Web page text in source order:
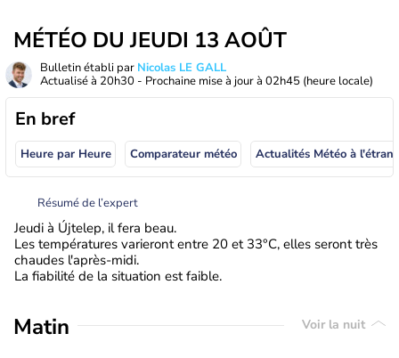
MÉTÉO DU JEUDI 13 AOÛT
Bulletin établi par Nicolas LE GALL
Actualisé à 20h30 - Prochaine mise à jour à 02h45 (heure locale)
En bref
Heure par Heure Comparateur météo
Résumé de l’expert
Jeudi à Újtelep, il fera beau.
Les températures varieront entre 20 et 33°C, elles seront très
chaudes l'après-midi.
La fiabilité de la situation est faible.
Matin Voir la nuit